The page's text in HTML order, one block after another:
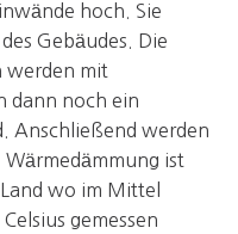
hoch. Sie
Gebäudes. Die
werden mit
dann noch ein
Anschließend werden
ist
wo im Mittel
gemessen